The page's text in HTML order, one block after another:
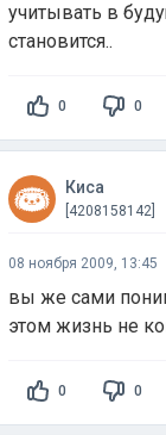
учитывать в
становится..
0 0
Киса
[4208158142]
08 ноября 2009, 13:45
вы же сами
этом жизнь не
0 0